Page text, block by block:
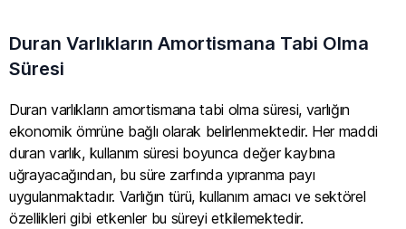
Duran Varlıkların Amortismana Tabi Olma
Süresi
Duran varlıkların amortismana tabi olma süresi, varlığın
ekonomik ömrüne bağlı olarak belirlenmektedir. Her maddi
duran varlık, kullanım süresi boyunca değer kaybına
uğrayacağından, bu süre zarfında yıpranma payı
uygulanmaktadır. Varlığın türü, kullanım amacı ve sektörel
özellikleri gibi etkenler bu süreyi etkilemektedir.